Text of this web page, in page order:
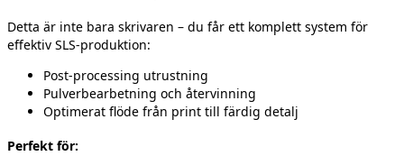
Detta är inte bara skrivaren – du får ett komplett system för
effektiv SLS‑produktion:
Post-processing utrustning
Pulverbearbetning och återvinning
Optimerat flöde från print till färdig detalj
Perfekt för: